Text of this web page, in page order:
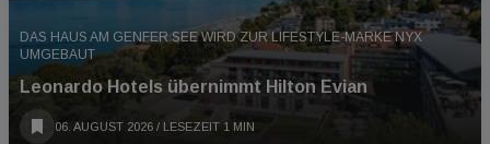
DAS HAUS AM GENFER SEE WIRD ZUR LIFESTYLE-MARKE NYX
UMGEBAUT
Leonardo Hotels übernimmt Hilton Evian
06. AUGUST 2026 / LESEZEIT 1 MIN